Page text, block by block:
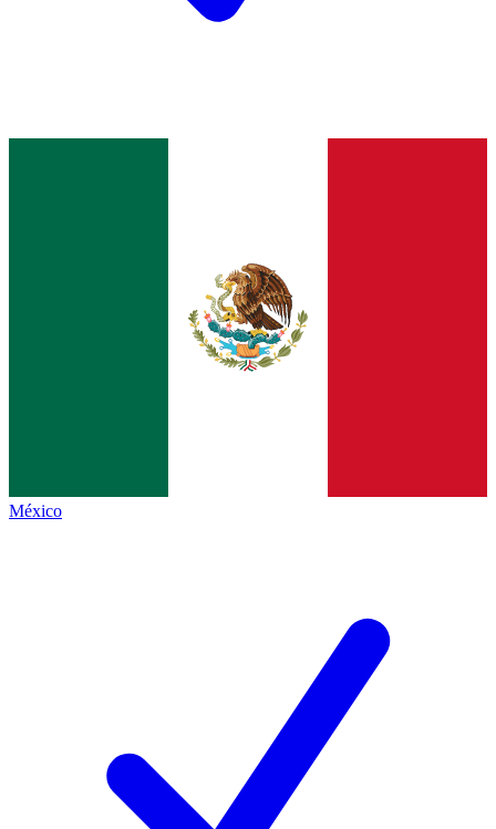
México